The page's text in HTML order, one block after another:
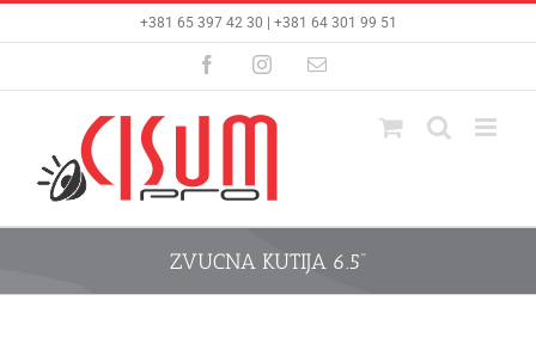
+381 65 397 42 30 | +381 64 301 99 51
FacebookInstagramEmail
ZVUCNA KUTIJA 6.5“